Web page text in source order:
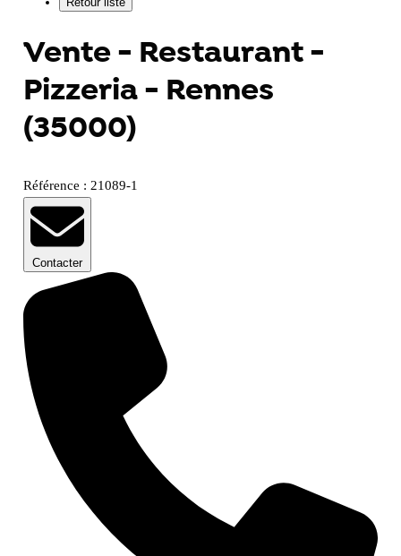
Vente - Restaurant -
Pizzeria - Rennes
(35000)
Référence : 21089-1
Contacter